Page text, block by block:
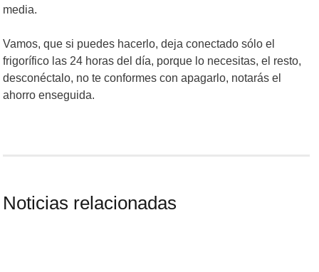
media.
Vamos, que si puedes hacerlo, deja conectado sólo el
frigorífico las 24 horas del día, porque lo necesitas, el resto,
desconéctalo, no te conformes con apagarlo, notarás el
ahorro enseguida.
Noticias relacionadas